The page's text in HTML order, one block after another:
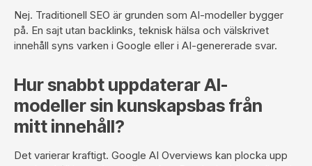
Nej. Traditionell SEO är grunden som AI-modeller bygger
på. En sajt utan backlinks, teknisk hälsa och välskrivet
innehåll syns varken i Google eller i AI-genererade svar.
Hur snabbt uppdaterar AI-
modeller sin kunskapsbas från
mitt innehåll?
Det varierar kraftigt. Google AI Overviews kan plocka upp